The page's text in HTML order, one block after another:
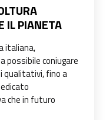
IL PIANETA
italiana,
possibile coniugare
qualitativi, fino a
che in futuro